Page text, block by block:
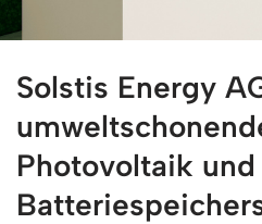
Solstis Energy
Photovoltaik und